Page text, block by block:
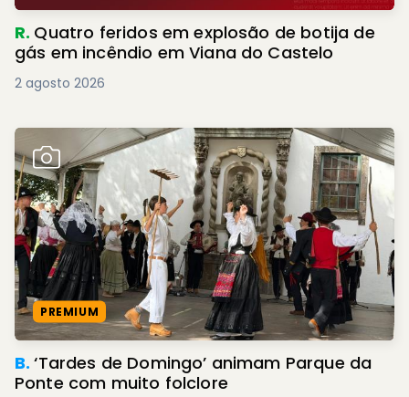
R. Quatro feridos em explosão de botija de
gás em incêndio em Viana do Castelo
2 agosto 2026
PREMIUM
B.‘Tardes de Domingo’ animam Parque da
Ponte com muito folclore